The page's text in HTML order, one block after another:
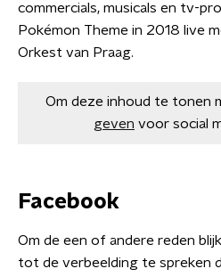
commercials, musicals en tv-
Pokémon Theme in 2018 live
Orkest van Praag.
Om deze inhoud te tonen
geven voor social
Facebook
Om de een of andere reden
tot de verbeelding te spreken